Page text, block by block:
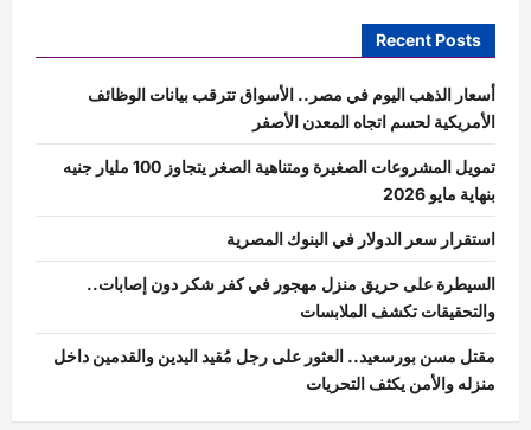
Recent Posts
أسعار الذهب اليوم في مصر.. الأسواق تترقب بيانات الوظائف
الأمريكية لحسم اتجاه المعدن الأصفر
تمويل المشروعات الصغيرة ومتناهية الصغر يتجاوز 100 مليار جنيه
بنهاية مايو 2026
استقرار سعر الدولار في البنوك المصرية
السيطرة على حريق منزل مهجور في كفر شكر دون إصابات..
والتحقيقات تكشف الملابسات
مقتل مسن بورسعيد.. العثور على رجل مُقيد اليدين والقدمين داخل
منزله والأمن يكثف التحريات